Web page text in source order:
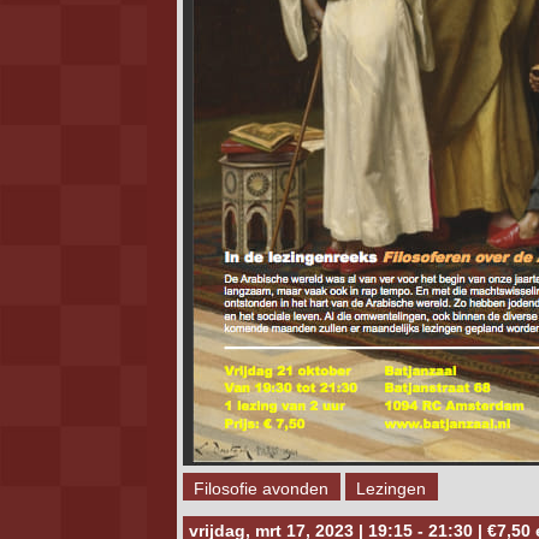
Filosofie avonden Lezingen
vrijdag, mrt 17, 2023 | 19:15 - 21:30 | €7,50